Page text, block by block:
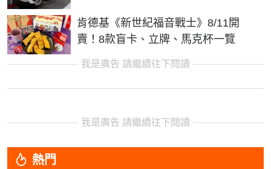
肯德基《新世紀福音戰士》8/11開
賣！8款盲卡、立牌、馬克杯一覽
我是廣告 請繼續往下閱讀
我是廣告 請繼續往下閱讀
熱門